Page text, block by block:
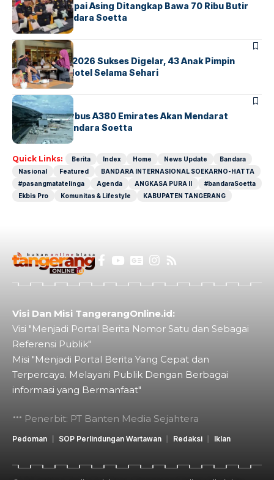
Kopilot Maskapai Asing Ditangkap Bawa 70 Ribu Butir
Ekstasi di Bandara Soetta
BERITAINDEX
GM For A Day 2026 Sukses Digelar, 43 Anak Pimpin
Operasional Hotel Selama Sehari
BANDARA BERITA
8 Agustus, Airbus A380 Emirates Akan Mendarat
Perdana di Bandara Soetta
Quick Links: Berita Index Home News Update
Bandara
Nasional
Featured
BANDARA INTERNASIONAL SOEKARNO-HATTA
#pasangmatatelinga
Agenda ANGKASA PURA II
#bandaraSoetta
Ekbis Pro
Komunitas & Lifestyle KABUPATEN TANGERANG
Visi Dan Misi TangerangOnline.id:
Visi "Menjadi Portal Berita Nomor Satu dan Sebagai
Referensi Publik"
Misi "Menjadi Portal Berita Yang Cepat dan
Terpercaya. Melayani Publik Dengan Berbagai
informasi yang Bermanfaat"
Penerbit: PT Banten Media Sejahtera
Pedoman SOP Perlindungan Wartawan Redaksi Iklan